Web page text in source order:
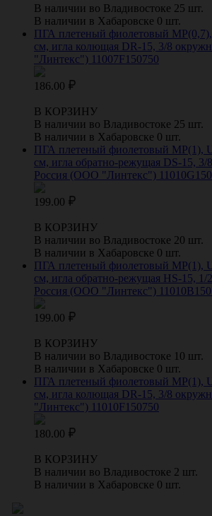
В наличии во Владивостоке 25 шт.
В наличии в Хабаровске 0 шт.
ПГА плетеный фиолетовый МР(0,7),
см, игла колющая DR-15, 3/8
"Линтекс") 11007F150750
186.00
В КОРЗИНУ
В наличии во Владивостоке 25 шт.
В наличии в Хабаровске 0 шт.
ПГА плетеный фиолетовый МР(1),
см, игла обратно-режущая DS-15, 3/
Россия (ООО "Линтекс")
199.00
В КОРЗИНУ
В наличии во Владивостоке 20 шт.
В наличии в Хабаровске 0 шт.
ПГА плетеный фиолетовый МР(1),
см, игла обратно-режущая HS-15, 1/
Россия (ООО "Линтекс")
199.00
В КОРЗИНУ
В наличии во Владивостоке 10 шт.
В наличии в Хабаровске 0 шт.
ПГА плетеный фиолетовый МР(1),
см, игла колющая DR-15, 3/8
"Линтекс") 11010F150750
180.00
В КОРЗИНУ
В наличии во Владивостоке 2 шт.
В наличии в Хабаровске 0 шт.